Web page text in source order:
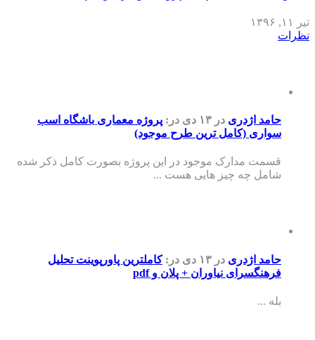
تیر ۱۱, ۱۳۹۶
نظرات
حامد اژدری در ۱۳ دی در: پروژه معماری باشگاه اسب
سواری (کامل ترین طرح موجود)
قسمت مدارک موجود در این پروژه بصورت کامل ذکر شده
شامل چه چیز هایی هست ...
حامد اژدری در ۱۳ دی در:کاملترین پاورپوینت تحلیل
فرهنگسرای نیاوران + پلان و pdf
بله ...